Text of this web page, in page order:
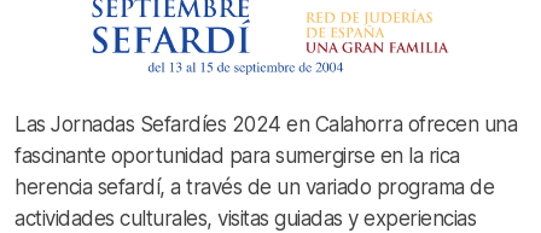
Las Jornadas Sefardíes 2024 en Calahorra ofrecen una
fascinante oportunidad para sumergirse en la rica
herencia sefardí, a través de un variado programa de
actividades culturales, visitas guiadas y experiencias